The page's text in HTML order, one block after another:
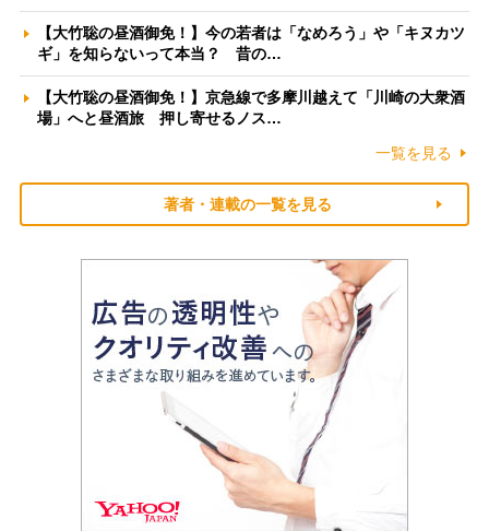
【大竹聡の昼酒御免！】今の若者は「なめろう」や「キヌカツ
ギ」を知らないって本当？ 昔の…
【大竹聡の昼酒御免！】京急線で多摩川越えて「川崎の大衆酒
場」へと昼酒旅 押し寄せるノス…
一覧を見る
著者・連載の一覧を見る